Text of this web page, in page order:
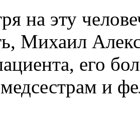
на эту
Михаил
его
и